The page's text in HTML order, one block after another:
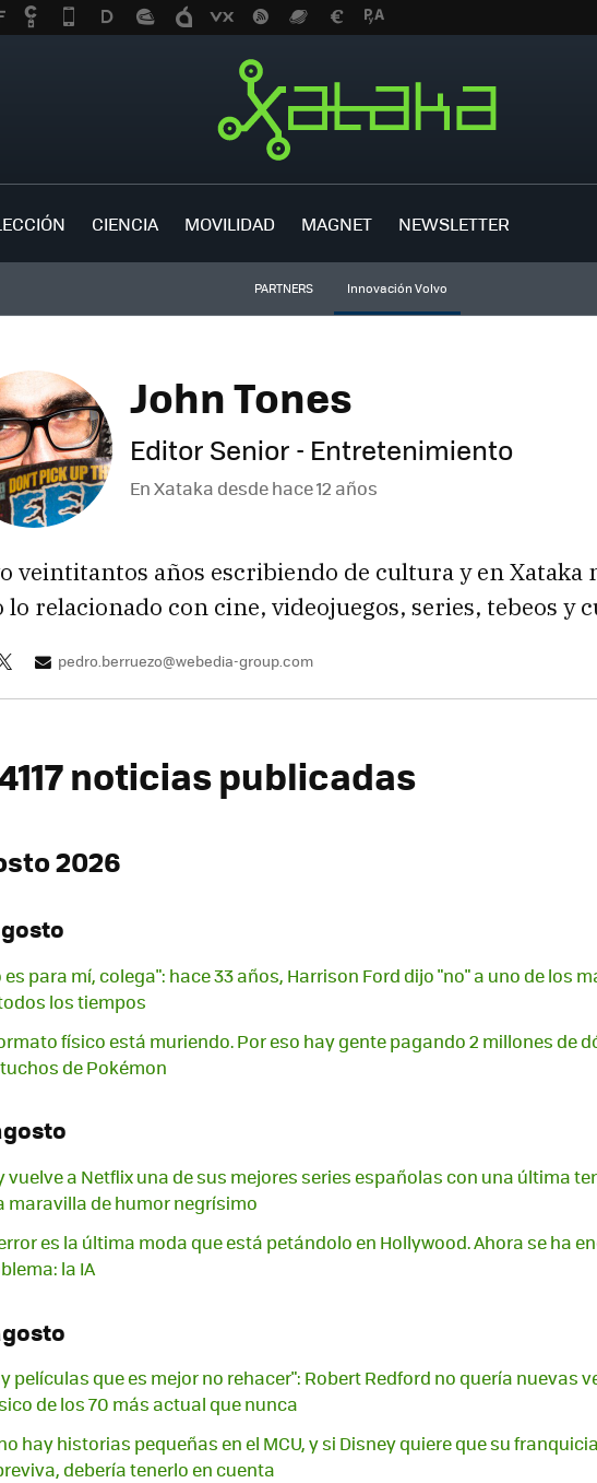
CIENCIA MOVILIDAD MAGNET NEWSLETTER
PARTNERS Innovación Volvo
John Tones
Editor Senior - Entretenimiento
En Xataka desdehace 12 años
veintitantos años escribiendo de cultura y en Xataka
lo relacionado con cine, videojuegos, series, tebeos y
pedro.berruezo@webedia-group.com
noticias publicadas
2026
es para mí, colega": hace 33 años, Harrison Ford dijo "no" a uno de los
los tiempos
físico está muriendo. Por eso hay gente pagando 2 millones de
de Pokémon
vuelve a Netflix una de sus mejores series españolas con una última
maravilla de humor negrísimo
es la última moda que está petándolo en Hollywood. Ahora se ha
la IA
películas que es mejor no rehacer": Robert Redford no quería nuevas
de los 70 más actual que nunca
hay historias pequeñas en el MCU, y si Disney quiere que su
debería tenerlo en cuenta